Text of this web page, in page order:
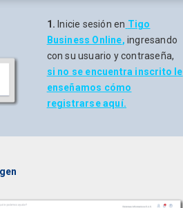
1. Inicie sesión en Tigo
Business Online, ingresando
con su usuario y contraseña,
si no se encuentra inscrito le
enseñamos cómo
registrarse aquí.